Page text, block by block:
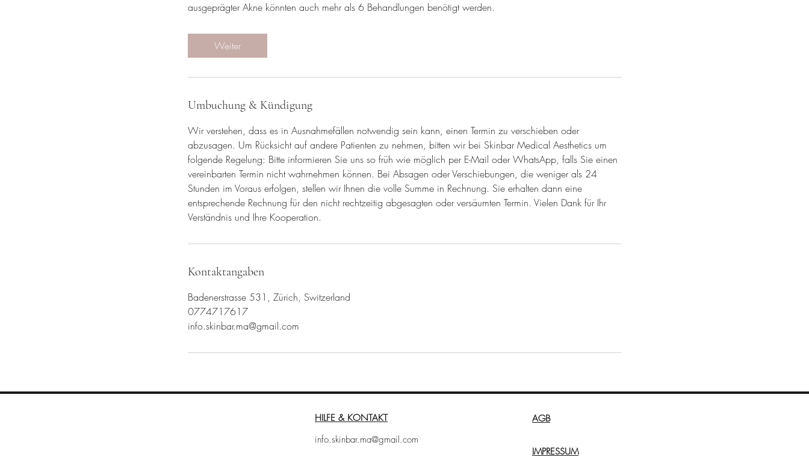
ausgeprägter Akne könnten auch mehr als 6 Behandlungen benötigt werden.
Weiter
Umbuchung & Kündigung
Wir verstehen, dass es in Ausnahmefällen notwendig sein kann, einen Termin zu verschieben oder
abzusagen. Um Rücksicht auf andere Patienten zu nehmen, bitten wir bei Skinbar Medical Aesthetics um
folgende Regelung: Bitte informieren Sie uns so früh wie möglich per E-Mail oder WhatsApp, falls Sie einen
vereinbarten Termin nicht wahrnehmen können. Bei Absagen oder Verschiebungen, die weniger als 24
Stunden im Voraus erfolgen, stellen wir Ihnen die volle Summe in Rechnung. Sie erhalten dann eine
entsprechende Rechnung für den nicht rechtzeitig abgesagten oder versäumten Termin. Vielen Dank für Ihr
Verständnis und Ihre Kooperation.
Kontaktangaben
Badenerstrasse 531, Zürich, Switzerland
0774717617
info.skinbar.ma@gmail.com
HILFE & KONTAKT
info.skinbar.ma@gmail.com
AGB
IMPRESSUM